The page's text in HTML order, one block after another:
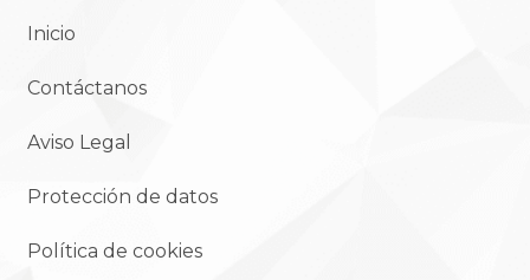
Inicio
Contáctanos
Aviso Legal
Protección de datos
Política de cookies